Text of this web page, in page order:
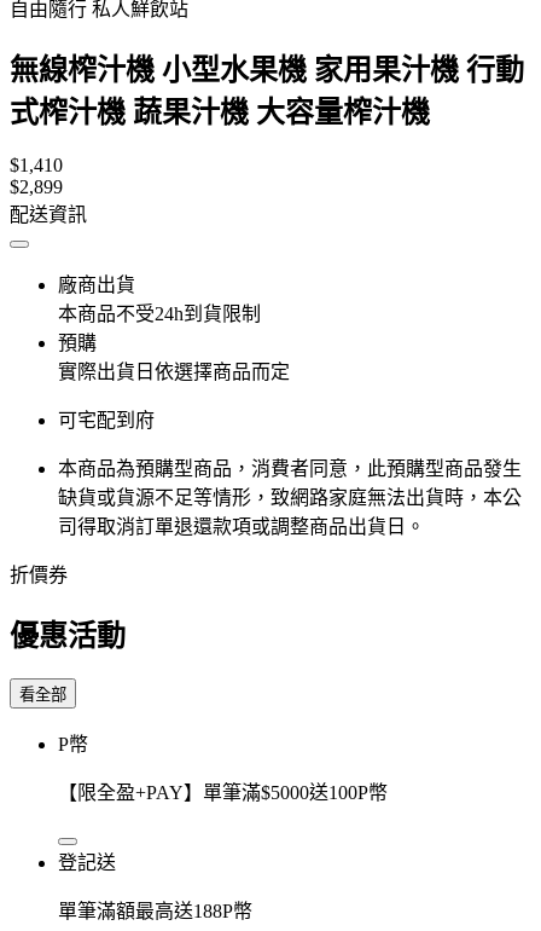
自由隨行 私人鮮飲站
無線榨汁機 小型水果機 家用果汁機 行動
式榨汁機 蔬果汁機 大容量榨汁機
$1,410
$2,899
配送資訊
廠商出貨
本商品不受24h到貨限制
預購
實際出貨日依選擇商品而定
可宅配到府
本商品為預購型商品，消費者同意，此預購型商品發生
缺貨或貨源不足等情形，​致網路家庭無法出貨時，本公
司得取消訂單退還款項或調整商品出貨日。
折價券
優惠活動
看全部
P幣
【限全盈+PAY】單筆滿$5000送100P幣
登記送
單筆滿額最高送188P幣